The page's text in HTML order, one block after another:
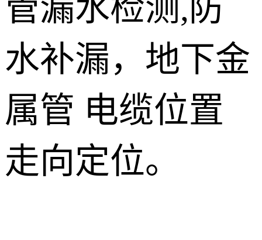
管漏水检测,防
水补漏，地下金
属管 电缆位置
走向定位。